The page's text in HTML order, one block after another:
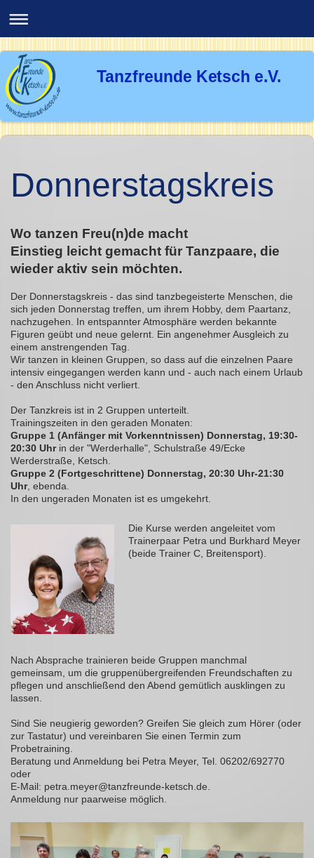
Tanzfreunde Ketsch e.V.
Donnerstagskreis
Wo tanzen Freu(n)de macht
Einstieg leicht gemacht für Tanzpaare, die
wieder aktiv sein möchten.
Der Donnerstagskreis - das sind tanzbegeisterte Menschen, die
sich jeden Donnerstag treffen, um ihrem Hobby, dem Paartanz,
nachzugehen. In entspannter Atmosphäre werden bekannte
Figuren geübt und neue gelernt. Ein angenehmer Ausgleich zu
einem anstrengenden Tag.
Wir tanzen in kleinen Gruppen, so dass auf die einzelnen Paare
intensiv eingegangen werden kann und - auch nach einem Urlaub
- den Anschluss nicht verliert.
Der Tanzkreis ist in 2 Gruppen unterteilt.
Trainingszeiten in den geraden Monaten:
Gruppe 1 (Anfänger mit Vorkenntnissen) Donnerstag, 19:30-
20:30 Uhrin der "Werderhalle", Schulstraße 49/Ecke
Werderstraße, Ketsch.
Gruppe 2 (Fortgeschrittene) Donnerstag, 20:30 Uhr-21:30
Uhr, ebenda.
In den ungeraden Monaten ist es umgekehrt.
Die Kurse werden angeleitet vom
Trainerpaar Petra und Burkhard Meyer
(beide Trainer C, Breitensport).
Nach Absprache trainieren beide Gruppen manchmal
gemeinsam, um die gruppenübergreifenden Freundschaften zu
pflegen und anschließend den Abend gemütlich ausklingen zu
lassen.
Sind Sie neugierig geworden? Greifen Sie gleich zum Hörer (oder
zur Tastatur) und vereinbaren Sie einen Termin zum
Probetraining.
Beratung und Anmeldung bei Petra Meyer, Tel. 06202/692770
oder
E-Mail: petra.meyer@tanzfreunde-ketsch.de.
Anmeldung nur paarweise möglich.